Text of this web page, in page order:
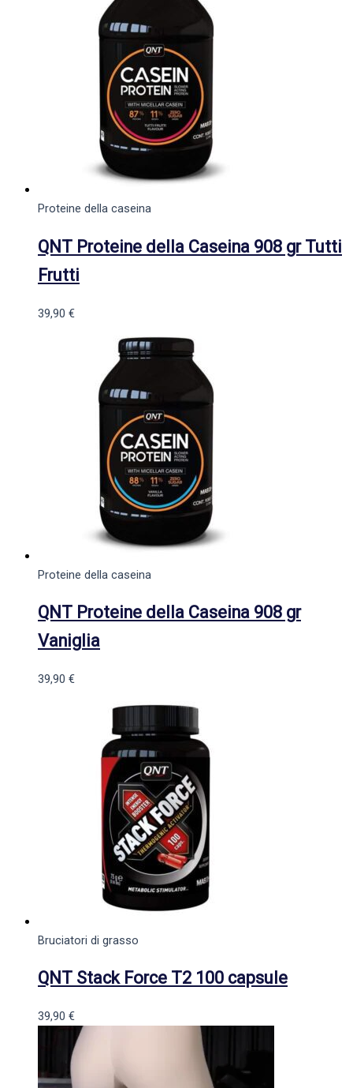
Proteine della caseina
QNT Proteine della Caseina 908 gr Tutti
Frutti
39,90 €
Proteine della caseina
QNT Proteine della Caseina 908 gr
Vaniglia
39,90 €
Bruciatori di grasso
QNT Stack Force T2 100 capsule
39,90 €